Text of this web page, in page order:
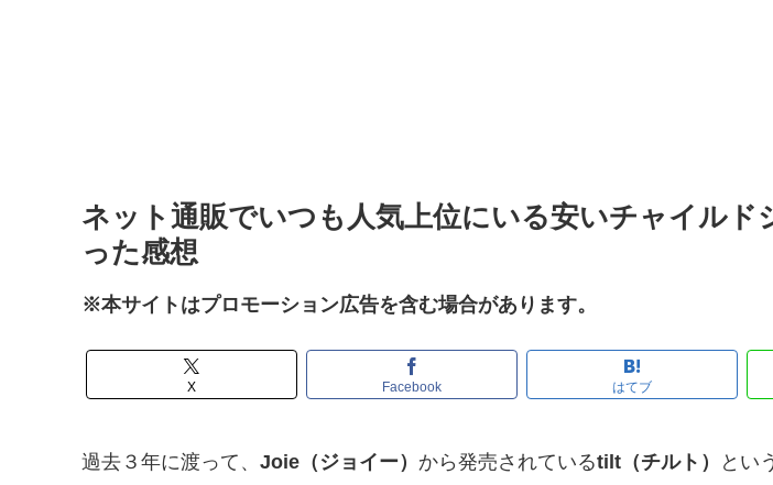
ネット通販でいつも人気上位にいる安いチャイルド
った感想
※本サイトはプロモーション広告を含む場合があります。
X Facebook はてブ
過去３年に渡って、 Joie（ジョイー） から発売されているtilt（チルト）
とい